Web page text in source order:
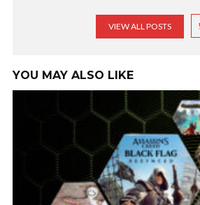
VIEW ALL POSTS
YOU MAY ALSO LIKE